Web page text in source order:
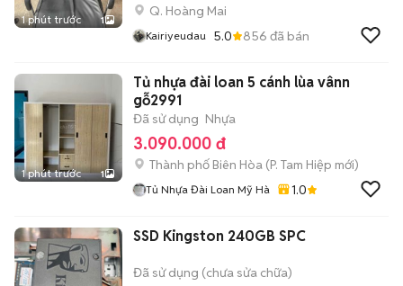
1 phút trước 1
Q. Hoàng Mai
Kairiyeudau 5.0 856 đã bán
1 phút trước 1
Tủ nhựa đài loan 5 cánh lùa vânn
gỗ2991
Đã sử dụng Nhựa
3.090.000 đ
Thành phố Biên Hòa (P. Tam Hiệp mới)
Tủ Nhựa Đài Loan Mỹ Hà 1.0
SSD Kingston 240GB SPC
Đã sử dụng (chưa sửa chữa)